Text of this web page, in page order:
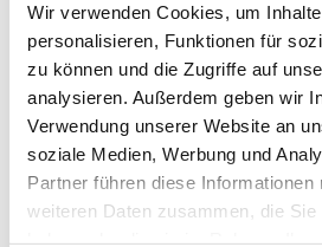
Wir verwenden Cookies, um
personalisieren, Funktionen für
zu können und die Zugriffe auf
analysieren. Außerdem geben wir
Verwendung unserer Website an
soziale Medien, Werbung und
Partner führen diese
weiteren Daten zusammen, die Sie
strukturierte, übersichtliche und
Grundlage, um wichtige
Mieter einzuholen. Das Formular
Angaben zu persönlichen Daten,
Einkommensverhältnissen und
Mietverhältnissen und wird
Vorgaben angepasst. Durch klare,
erleichtert es eine fundierte